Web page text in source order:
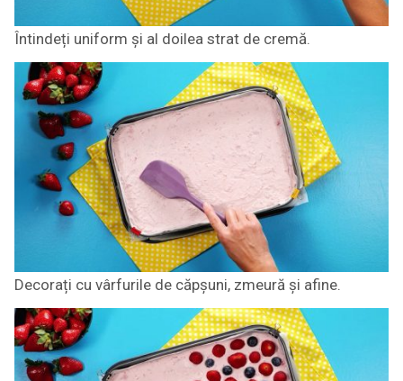
Întindeți uniform și al doilea strat de cremă.
Decorați cu vârfurile de căpșuni, zmeură și afine.